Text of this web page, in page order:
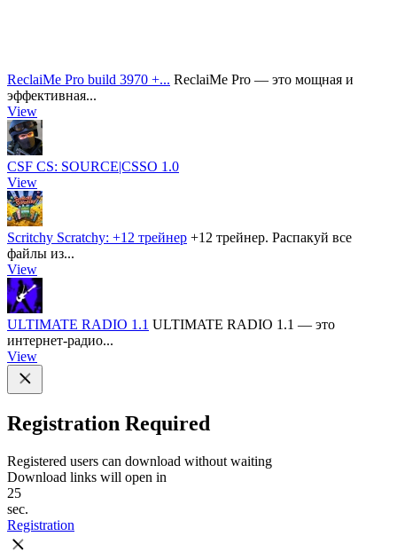
ReclaiMe Pro build 3970 +... ReclaiMe Pro — это мощная и
эффективная...
View
CSF CS: SOURCE|CSSO 1.0
View
Scritchy Scratchy: +12 трейнер +12 трейнер. Распакуй все
файлы из...
View
ULTIMATE RADIO 1.1 ULTIMATE RADIO 1.1 — это
интернет-радио...
View
Registration Required
Registered users can download without waiting
Download links will open in
25
sec.
Registration